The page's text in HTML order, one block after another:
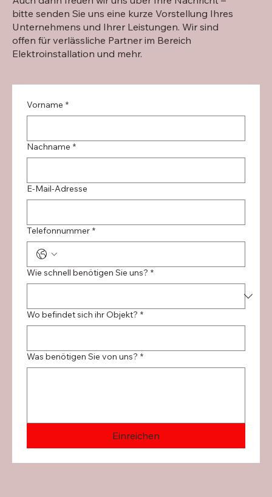
bitte senden Sie uns eine kurze Vorstellung Ihres
Unternehmens und Ihrer Leistungen. Wir sind
offen für verlässliche Partner im Bereich
Elektroinstallation und mehr.
Vorname *
Nachname *
E-Mail-Adresse
Telefonnummer *
Wie schnell benötigen Sie uns? *
Wo befindet sich ihr Objekt? *
Was benötigen Sie von uns? *
Einreichen